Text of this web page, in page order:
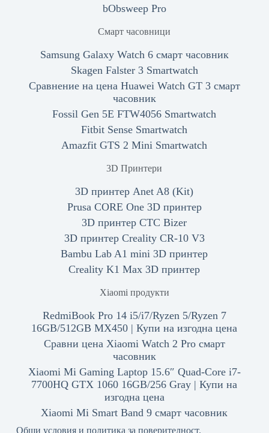
bObsweep Pro
Смарт часовници
Samsung Galaxy Watch 6 смарт часовник
Skagen Falster 3 Smartwatch
Сравнение на цена Huawei Watch GT 3 смарт
часовник
Fossil Gen 5E FTW4056 Smartwatch
Fitbit Sense Smartwatch
Amazfit GTS 2 Mini Smartwatch
3D Принтери
3D принтер Anet A8 (Kit)
Prusa CORE One 3D принтер
3D принтер CTC Bizer
3D принтер Creality CR-10 V3
Bambu Lab A1 mini 3D принтер
Creality K1 Max 3D принтер
Xiaomi продукти
RedmiBook Pro 14 i5/i7/Ryzen 5/Ryzen 7
16GB/512GB MX450 | Купи на изгодна цена
Сравни цена Xiaomi Watch 2 Pro смарт
часовник
Xiaomi Mi Gaming Laptop 15.6″ Quad-Core i7-
7700HQ GTX 1060 16GB/256 Gray | Купи на
изгодна цена
Xiaomi Mi Smart Band 9 смарт часовник
Общи условия и политика за поверителност.